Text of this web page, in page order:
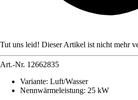
Tut uns leid! Dieser Artikel ist nicht mehr
Art.-Nr. 12662835
Variante: Luft/Wasser
Nennwärmeleistung: 25 kW